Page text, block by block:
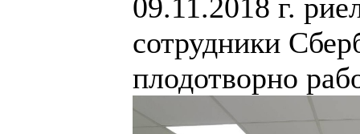
09.11.2018 г.
сотрудники
плодотворно